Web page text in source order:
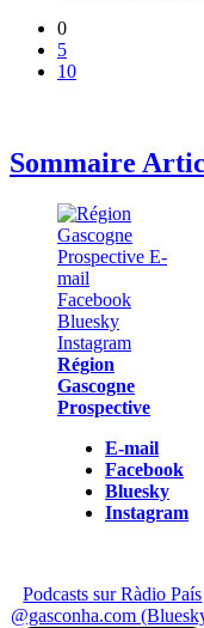
0
5
10
Sommaire
Région
Gascogne
Prospective
E-mail
Facebook
Bluesky
Instagram
Podcasts sur Ràdio País
@gasconha.com